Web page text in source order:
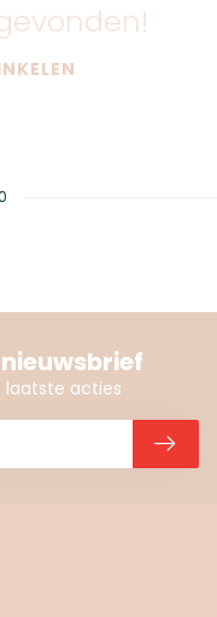
laatste acties